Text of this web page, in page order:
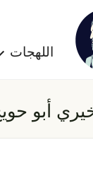
اللهجات
أبو